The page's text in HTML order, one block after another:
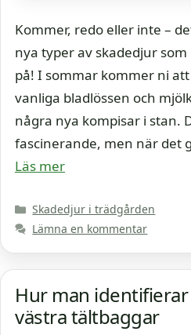
Kommer, redo eller inte –
nya typer av skadedjur
på! I sommar kommer ni
vanliga bladlössen och
några nya kompisar i stan.
fascinerande, men när det
Läs mer
Kategorier
Skadedjur i trädgården
Lämna en kommentar
Hur man
västra tältbaggar